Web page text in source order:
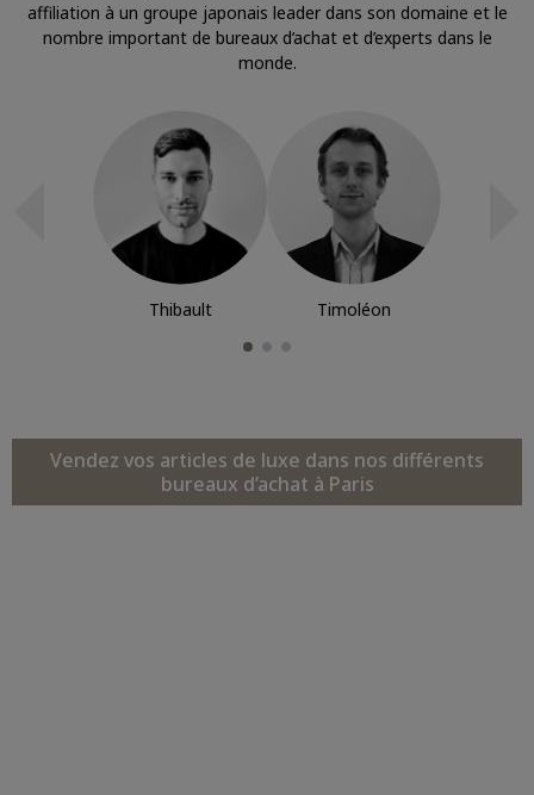
affiliation à un groupe japonais leader dans son domaine et le
nombre important de bureaux d’achat et d’experts dans le
monde.
Thibault Timoléon
Vendez vos articles de luxe dans nos différents
bureaux d’achat à Paris